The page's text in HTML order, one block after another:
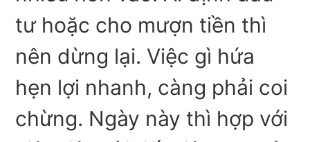
tư hoặc cho mượn tiền thì
nên dừng lại. Việc gì hứa
hẹn lợi nhanh, càng phải coi
chừng. Ngày này thì hợp với